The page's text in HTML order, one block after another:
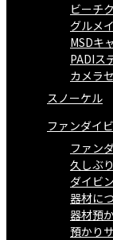
ビーチ
グルメ
MSDキ
PADIス
カメラ
スノーケル
ファンダイ
ファン
久しぶ
ダイビ
器材に
器材預
預かり